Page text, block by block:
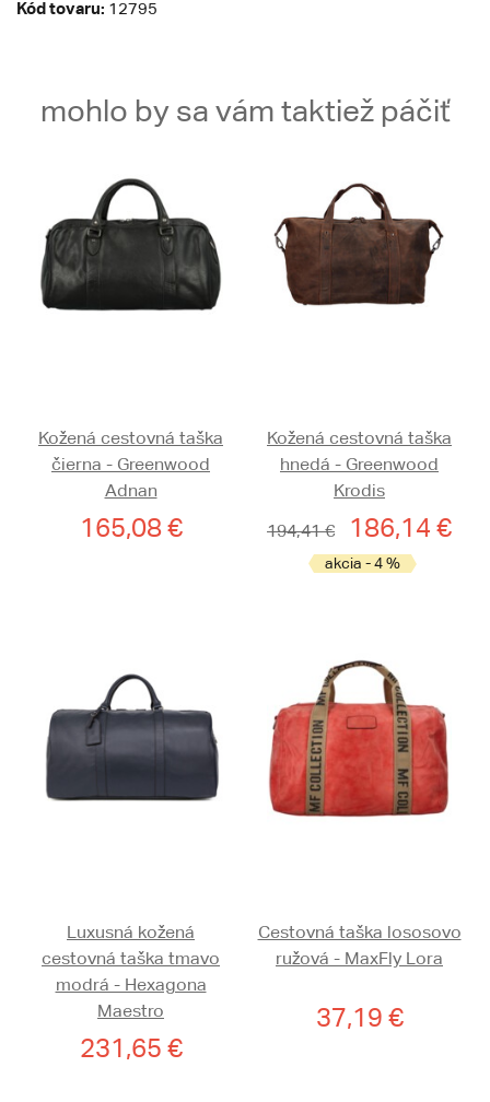
Kód tovaru: 12795
mohlo by sa vám taktiež páčiť
Kožená cestovná taška
čierna - Greenwood
Adnan
165,08 €
Kožená cestovná taška
hnedá - Greenwood
Krodis
194,41 €
186,14 €
akcia - 4 %
Luxusná kožená
cestovná taška tmavo
modrá - Hexagona
Maestro
231,65 €
Cestovná taška lososovo
ružová - MaxFly Lora
37,19 €